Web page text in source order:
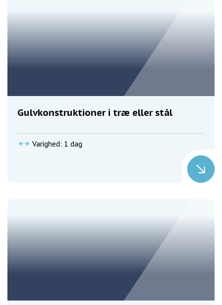
Gulvkonstruktioner i træ eller stål
Varighed: 1 dag